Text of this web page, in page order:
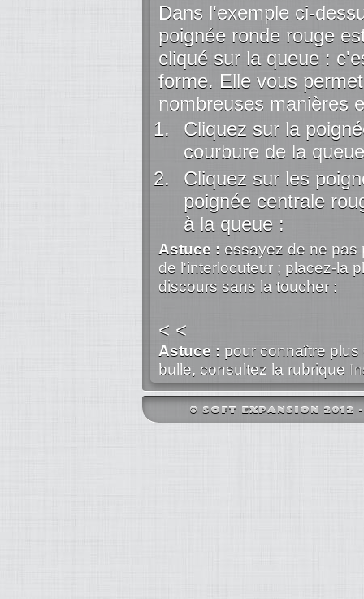
Dans l'exemple ci-
poignée ronde rouge
cliqué sur la queue :
forme. Elle vous
nombreuses manières
Cliquez sur la
courbure de la
Cliquez sur les
poignée centrale
à la queue :
Astuce : essayez de ne pas
de l'interlocuteur ; placez-la
discours sans la toucher :
< <
Astuce : pour connaître
bulle, consultez la rubrique
© SOFT EXPANSION